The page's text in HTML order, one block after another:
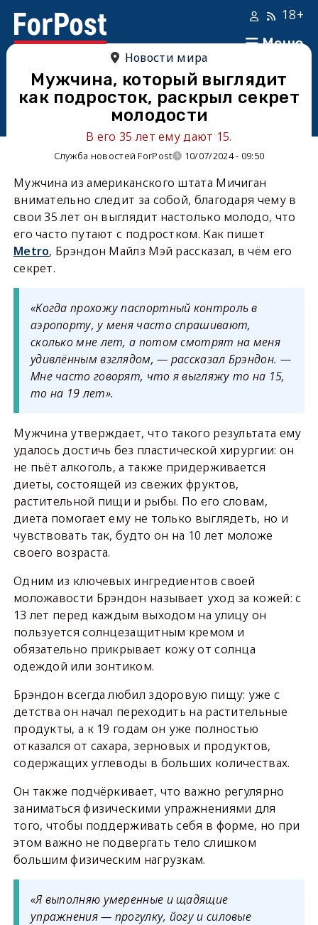
Меню
18+
Новости мира
Мужчина, который выглядит
как подросток, раскрыл секрет
молодости
В его 35 лет ему дают 15.
Служба новостей ForPost 10/07/2024 - 09:50
Мужчина из американского штата Мичиган
внимательно следит за собой, благодаря чему в
свои 35 лет он выглядит настолько молодо, что
его часто путают с подростком. Как пишет
Metro, Брэндон Майлз Мэй рассказал, в чём его
секрет.
«Когда прохожу паспортный контроль в
аэропорту, у меня часто спрашивают,
сколько мне лет, а потом смотрят на меня
удивлённым взглядом, — рассказал Брэндон. —
Мне часто говорят, что я выгляжу то на 15,
то на 19 лет».
Мужчина утверждает, что такого результата ему
удалось достичь без пластической хирургии: он
не пьёт алкоголь, а также придерживается
диеты, состоящей из свежих фруктов,
растительной пищи и рыбы. По его словам,
диета помогает ему не только выглядеть, но и
чувствовать так, будто он на 10 лет моложе
своего возраста.
Одним из ключевых ингредиентов своей
моложавости Брэндон называет уход за кожей: с
13 лет перед каждым выходом на улицу он
пользуется солнцезащитным кремом и
обязательно прикрывает кожу от солнца
одеждой или зонтиком.
Брэндон всегда любил здоровую пищу: уже с
детства он начал переходить на растительные
продукты, а к 19 годам он уже полностью
отказался от сахара, зерновых и продуктов,
содержащих углеводы в больших количествах.
Он также подчёркивает, что важно регулярно
заниматься физическими упражнениями для
того, чтобы поддерживать себя в форме, но при
этом важно не подвергать тело слишком
большим физическим нагрузкам.
«Я выполняю умеренные и щадящие
упражнения — прогулку, йогу и силовые